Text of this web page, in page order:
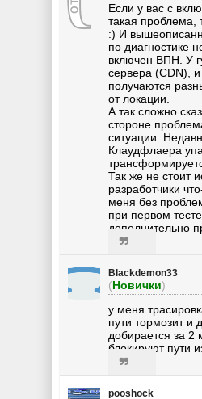
Если у вас с
такая проблема,
:) И
по диагностике
включен ВПН. У
сервера (CDN),
получаются
от локации.
А так сложно
стороне
ситуации.
Клаудфлаера
Так же не стоит
разработчики
меня без
при первом
дополнительно
Blackdemon33
(Новички)
у меня
пути тормозит и
добирается за
блокируют пути
pooshock